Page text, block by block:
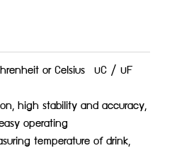
or Celsius ºC / ºF
high stability and accuracy,
operating
temperature of drink,